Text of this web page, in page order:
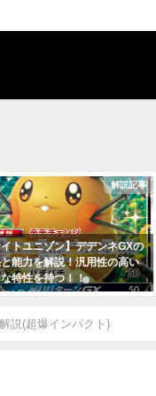
解説記事
トユニゾン】デデンネGXの
能力を解説！汎用性の高い
特性を持つ！！
1月4日
説(超爆インパクト)